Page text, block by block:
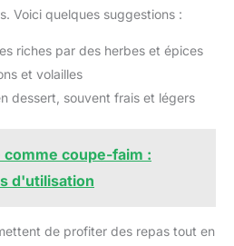
Voici quelques suggestions :
riches par des herbes et épices
et volailles
dessert, souvent frais et légers
comme coupe-faim :
d'utilisation
de profiter des repas tout en